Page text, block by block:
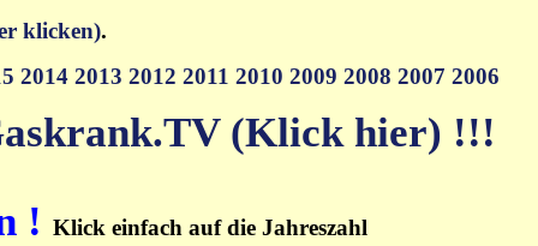
klicken).
2014 2013 2012 2011 2010 2009 2008 2007 2006
(Klick hier) !!!
! Klick einfach auf die Jahreszahl